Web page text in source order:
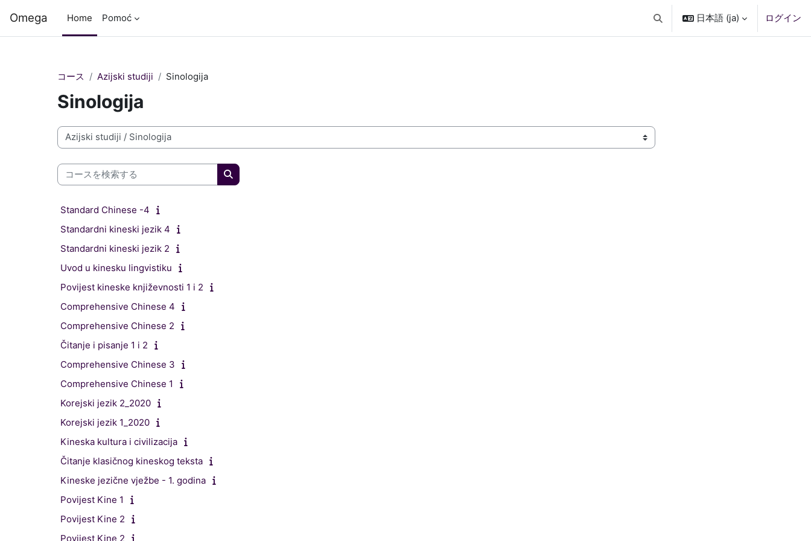
Omega Home Pomoć 検索入力に切り替える
日本語 ‎(ja)‎ ログイン
コース Azijski studiji Sinologija
Sinologija
コースカテゴリ
コースを検索する
コースを検索する
Standard Chinese -4
Standardni kineski jezik 4
Standardni kineski jezik 2
Uvod u kinesku lingvistiku
Povijest kineske književnosti 1 i 2
Comprehensive Chinese 4
Comprehensive Chinese 2
Čitanje i pisanje 1 i 2
Comprehensive Chinese 3
Comprehensive Chinese 1
Korejski jezik 2_2020
Korejski jezik 1_2020
Kineska kultura i civilizacija
Čitanje klasičnog kineskog teksta
Kineske jezične vježbe - 1. godina
Povijest Kine 1
Povijest Kine 2
Povijest Kine 2